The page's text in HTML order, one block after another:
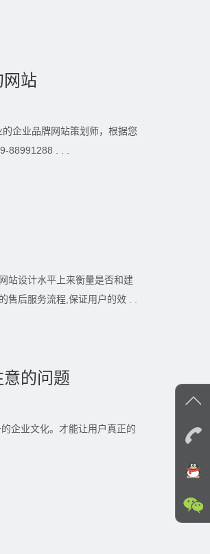
站
企业品牌网站策划师，根据您
88991288 . . .
站设计水平上来衡量是否和建
后服务流程,保证用户的效 . .
的问题
企业文化。才能让用户真正的